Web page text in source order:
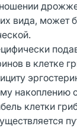
вида, может
в клетке
накоплению
клетки